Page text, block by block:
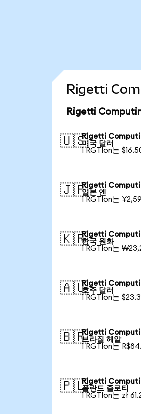
Rigetti
Rigetti
🇺🇸Rigetti
미국 달러
1 RGTIon는
🇯🇵Rigetti
일본 엔
1 RGTIon는
🇰🇷Rigetti
한국 원화
1 RGTIon는
🇦🇺Rigetti
호주 달러
1 RGTIon는
🇧🇷Rigetti
브라질 헤알
1 RGTIon는
🇵🇱Rigetti
폴란드 즐로티
1 RGTIon는 zł